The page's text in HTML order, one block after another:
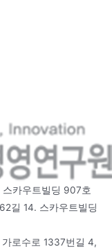
카우트빌딩 907호
길 14. 스카우트빌딩
로수로 1337번길 4,